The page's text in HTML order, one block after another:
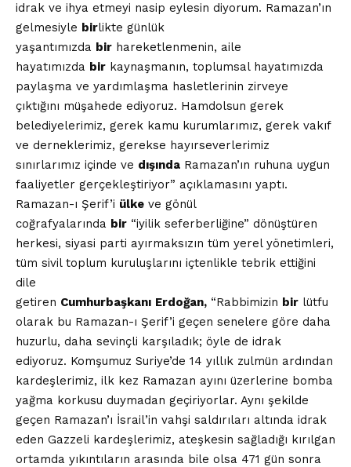
idrak ve ihya etmeyi nasip eylesin diyorum. Ramazan’ın
gelmesiyle birlikte günlük
yaşantımızda bir hareketlenmenin, aile
hayatımızda bir kaynaşmanın, toplumsal hayatımızda
paylaşma ve yardımlaşma hasletlerinin zirveye
çıktığını müşahede ediyoruz. Hamdolsun gerek
belediyelerimiz, gerek kamu kurumlarımız, gerek vakıf
ve derneklerimiz, gerekse hayırseverlerimiz
sınırlarımız içinde ve dışında Ramazan’ın ruhuna uygun
faaliyetler gerçekleştiriyor” açıklamasını yaptı.
Ramazan-ı Şerif’i ülke ve gönül
coğrafyalarında bir “iyilik seferberliğine” dönüştüren
herkesi, siyasi parti ayırmaksızın tüm yerel yönetimleri,
tüm sivil toplum kuruluşlarını içtenlikle tebrik ettiğini
dile
getiren Cumhurbaşkanı Erdoğan, “Rabbimizin bir lütfu
olarak bu Ramazan-ı Şerif’i geçen senelere göre daha
huzurlu, daha sevinçli karşıladık; öyle de idrak
ediyoruz. Komşumuz Suriye’de 14 yıllık zulmün ardından
kardeşlerimiz, ilk kez Ramazan ayını üzerlerine bomba
yağma korkusu duymadan geçiriyorlar. Aynı şekilde
geçen Ramazan’ı İsrail’in vahşi saldırıları altında idrak
eden Gazzeli kardeşlerimiz, ateşkesin sağladığı kırılgan
ortamda yıkıntıların arasında bile olsa 471 gün sonra